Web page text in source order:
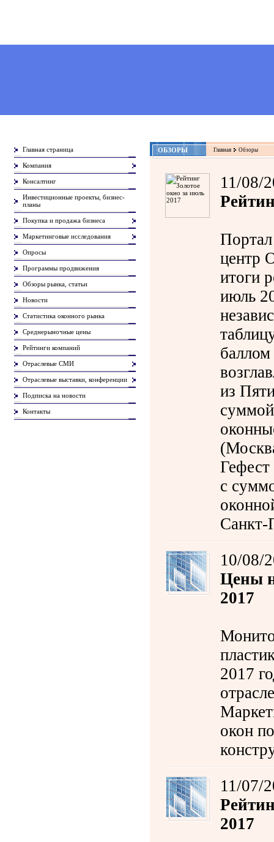
Главная страница
Компания
Консалтинг
Инвестиционные проекты, бизнес-
планы
Покупка и продажа бизнеса
Маркетинговые исследования
Опросы
Программы продвижения
Обзоры рынка, статьи
Новости
Статистика оконного рынка
Среднерыночные цены
Рейтинги компаний
Отраслевые СМИ
Отраслевые выставки, конференции
Подписка на новости
Контакты
ОБЗОРЫ Главная Обзоры
11/08/
центр
итоги
июль
из
с
Санкт-
10/08/
Цены
2017
2017
окон
11/07/
2017